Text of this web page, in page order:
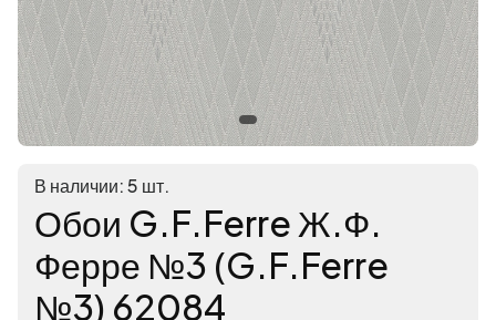
В наличии: 5 шт.
Обои G.F.Ferre Ж.Ф.
Ферре №3 (G.F.Ferre
№3) 62084